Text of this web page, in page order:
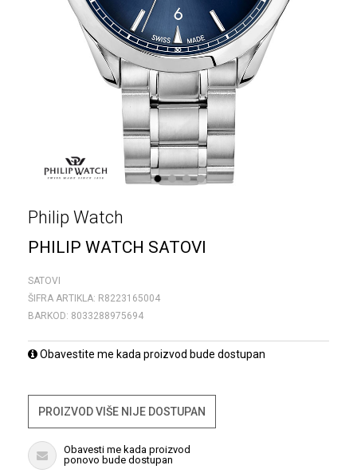
1 2 3 4
Philip Watch
PHILIP WATCH SATOVI
SATOVI
ŠIFRA ARTIKLA: R8223165004
BARKOD: 8033288975694
Obavestite me kada proizvod bude dostupan
PROIZVOD VIŠE NIJE DOSTUPAN
Obavesti me kada proizvod
ponovo bude dostupan